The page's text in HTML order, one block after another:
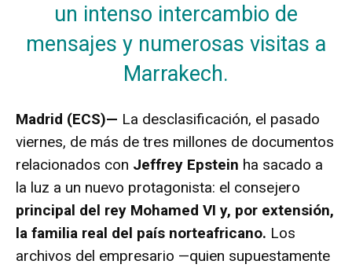
un intenso intercambio de
mensajes y numerosas visitas a
Marrakech.
Madrid (ECS)— La desclasificación, el pasado
viernes, de más de tres millones de documentos
relacionados con Jeffrey Epstein ha sacado a
la luz a un nuevo protagonista: el consejero
principal del rey Mohamed VI y, por extensión,
la familia real del país norteafricano. Los
archivos del empresario —quien supuestamente